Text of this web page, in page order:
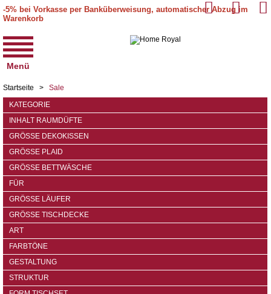
-5% bei Vorkasse per Banküberweisung, automatischer Abzug im
Warenkorb
Menü
Startseite >
Sale
KATEGORIE
INHALT RAUMDÜFTE
GRÖSSE DEKOKISSEN
GRÖSSE PLAID
GRÖSSE BETTWÄSCHE
FÜR
GRÖSSE LÄUFER
GRÖSSE TISCHDECKE
ART
FARBTÖNE
GESTALTUNG
STRUKTUR